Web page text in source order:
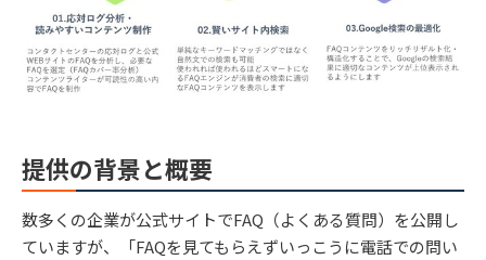
提供の背景と概要
数多くの企業が公式サイトでFAQ（よくある質問）を公開し
ていますが、「FAQを見てもらえずいっこうに電話での問い